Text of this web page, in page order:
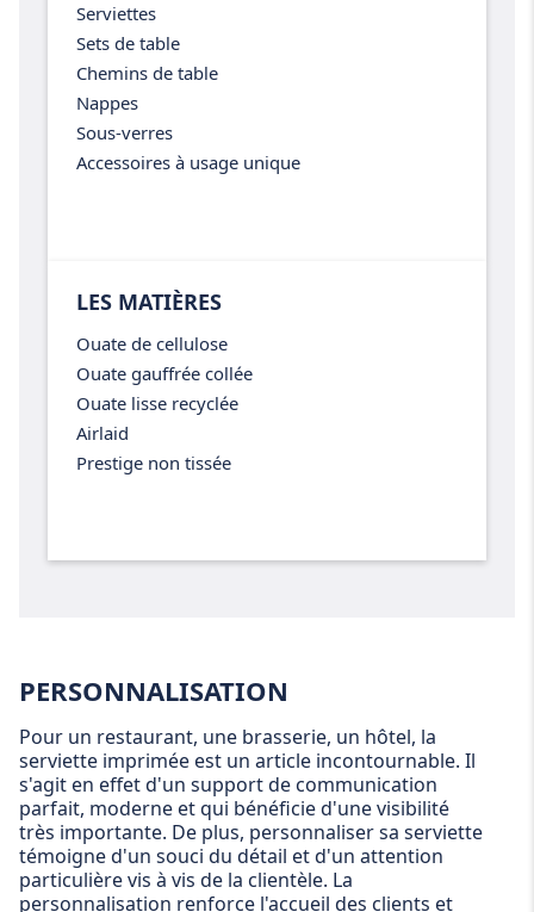
Serviettes
Sets de table
Chemins de table
Nappes
Sous-verres
Accessoires à usage unique
LES MATIÈRES
Ouate de cellulose
Ouate gauffrée collée
Ouate lisse recyclée
Airlaid
Prestige non tissée
PERSONNALISATION
Pour un restaurant, une brasserie, un hôtel, la
serviette imprimée est un article incontournable. Il
s'agit en effet d'un support de communication
parfait, moderne et qui bénéficie d'une visibilité
très importante. De plus, personnaliser sa serviette
témoigne d'un souci du détail et d'un attention
particulière vis à vis de la clientèle. La
personnalisation renforce l'accueil des clients et